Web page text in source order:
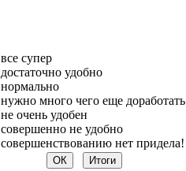
все супер
достаточно удобно
нормально
нужно много чего еще доработать
не очень удобен
совершенно не удобно
совершенствованию нет придела!